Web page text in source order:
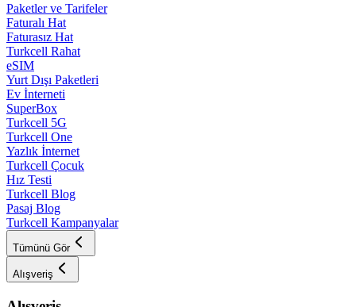
Paketler ve Tarifeler
Faturalı Hat
Faturasız Hat
Turkcell Rahat
eSIM
Yurt Dışı Paketleri
Ev İnterneti
SuperBox
Turkcell 5G
Turkcell One
Yazlık İnternet
Turkcell Çocuk
Hız Testi
Turkcell Blog
Pasaj Blog
Turkcell Kampanyalar
Tümünü Gör
Alışveriş